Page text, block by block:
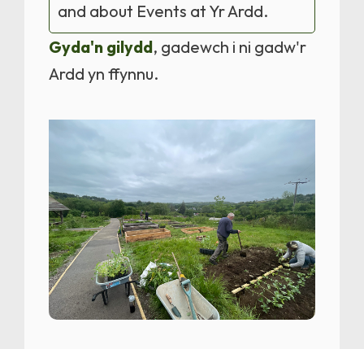
and about Events at Yr Ardd.
Gyda'n gilydd, gadewch i ni gadw'r
Ardd yn ffynnu.